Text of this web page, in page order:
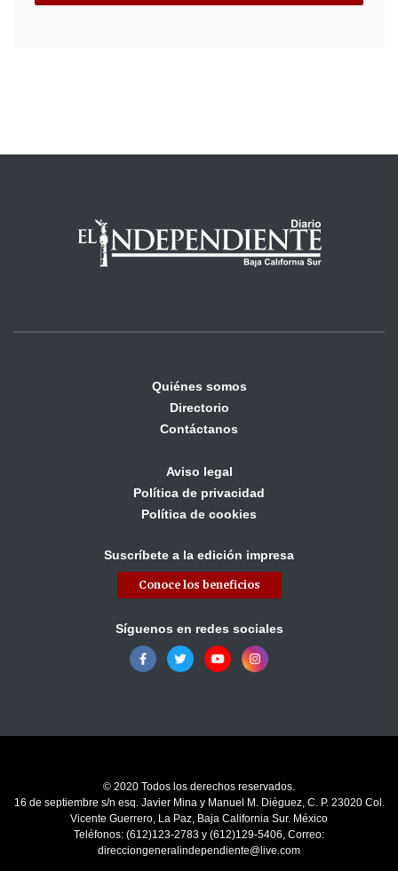
Quiénes somos
Directorio
Contáctanos
Aviso legal
Política de privacidad
Política de cookies
Suscríbete a la edición impresa
Conoce los beneficios
Síguenos en redes sociales
© 2020 Todos los derechos reservados.
16 de septiembre s/n esq. Javier Mina y Manuel M. Diéguez, C. P. 23020 Col.
Vicente Guerrero, La Paz, Baja California Sur. México
Teléfonos: (612)123-2783 y (612)129-5406, Correo:
direcciongeneralindependiente@live.com